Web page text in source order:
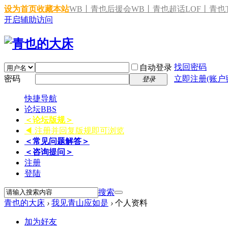
设为首页收藏本站WB丨青也后援会WB丨青也超话LOF丨青也
开启辅助访问
自动登录 找回密码
密码
登录 立即注册(账
快捷导航
论坛BBS
＜论坛版规＞
◀ 注册并回复版规即可浏览
＜常见问题解答＞
＜咨询提问＞
注册
登陆
搜索
青也的大床 › 我见青山应如是 › 个人资料
加为好友